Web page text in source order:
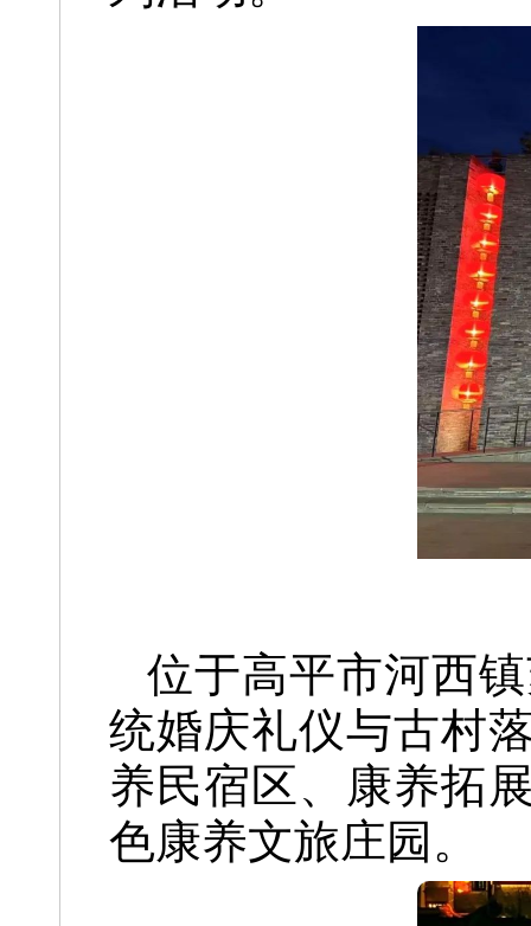
位于高平市河西
统婚庆礼仪与古村
养民宿区、康养拓
色康养文旅庄园。